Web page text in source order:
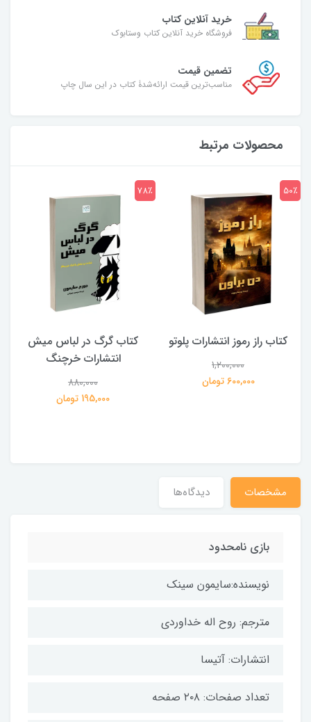
خرید آنلاین کتاب
فروشگاه خرید آنلاین کتاب وستابوک
تضمین قیمت
مناسب‌ترین قیمت ارائه‌شدۀ کتاب در این سال چاپ
محصولات مرتبط
کتاب راز رموز انتشارات پلوتو
1,200,000
600,000 تومان
50٪
کتاب گرگ در لباس میش
انتشارات خرچنگ
880,000
195,000 تومان
78٪
مشخصات دیدگاه‌ها
بازی نامحدود
نویسنده:سایمون سینک
مترجم: روح اله خداوردی
انتشارات: آتیسا
تعداد صفحات: ۲۰۸ صفحه